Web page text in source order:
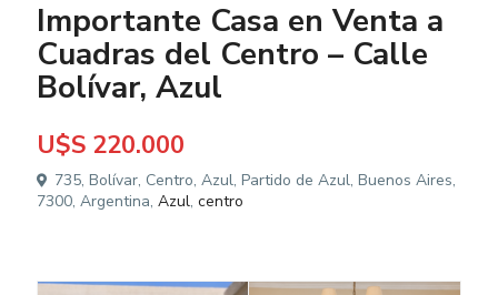
Importante Casa en Venta a
Cuadras del Centro – Calle
Bolívar, Azul
U$S 220.000
735, Bolívar, Centro, Azul, Partido de Azul, Buenos Aires,
7300, Argentina,Azul,centro